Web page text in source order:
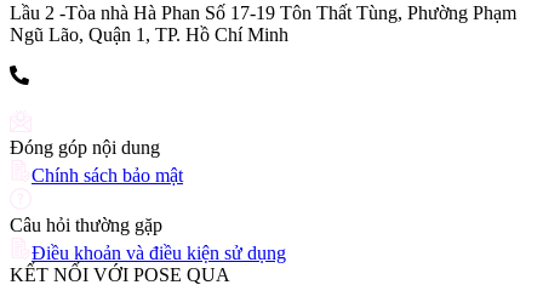
Lầu 2 -Tòa nhà Hà Phan Số 17-19 Tôn Thất Tùng, Phường Phạm
Ngũ Lão, Quận 1, TP. Hồ Chí Minh
Đóng góp nội dung
Chính sách bảo mật
Câu hỏi thường gặp
Điều khoản và điều kiện sử dụng
KẾT NỐI VỚI POSE QUA